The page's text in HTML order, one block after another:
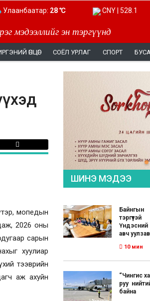
мэдээллийг эн тэргүүнд
Улаанбаатар: 28 ℃ CNY | 528.1
ӨНЦӨГ СОЁЛ УРЛАГ СПОРТ
мопедын
2026 оны
сарын
хуулиар
тээврийн
аж ахуйн
ШИНЭ МЭДЭЭ
Байнгын
Үндэсний
авч уулзав
10 мин
“Чингис
руу
байна